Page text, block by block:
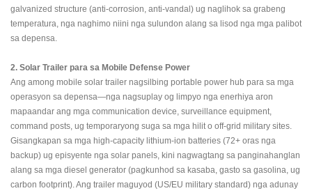
galvanized structure (anti-corrosion, anti-vandal) ug naglihok sa grabeng
temperatura, nga naghimo niini nga sulundon alang sa lisod nga mga palibot
sa depensa.
2. Solar Trailer para sa Mobile Defense Power
Ang among mobile solar trailer nagsilbing portable power hub para sa mga
operasyon sa depensa—nga nagsuplay og limpyo nga enerhiya aron
mapaandar ang mga communication device, surveillance equipment,
command posts, ug temporaryong suga sa mga hilit o off-grid military sites.
Gisangkapan sa mga high-capacity lithium-ion batteries (72+ oras nga
backup) ug episyente nga solar panels, kini nagwagtang sa panginahanglan
alang sa mga diesel generator (pagkunhod sa kasaba, gasto sa gasolina, ug
carbon footprint). Ang trailer maguyod (US/EU military standard) nga adunay